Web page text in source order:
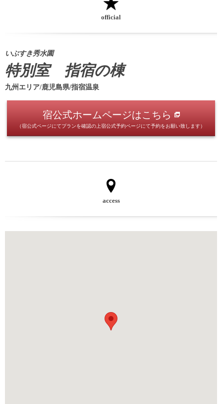
official
いぶすき秀水園
特別室 指宿の棟
九州エリア/鹿児島県/指宿温泉
宿公式ホームページはこちら
（宿公式ページにてプランを確認の上宿公式予約ページにて予約をお願い致します）
access